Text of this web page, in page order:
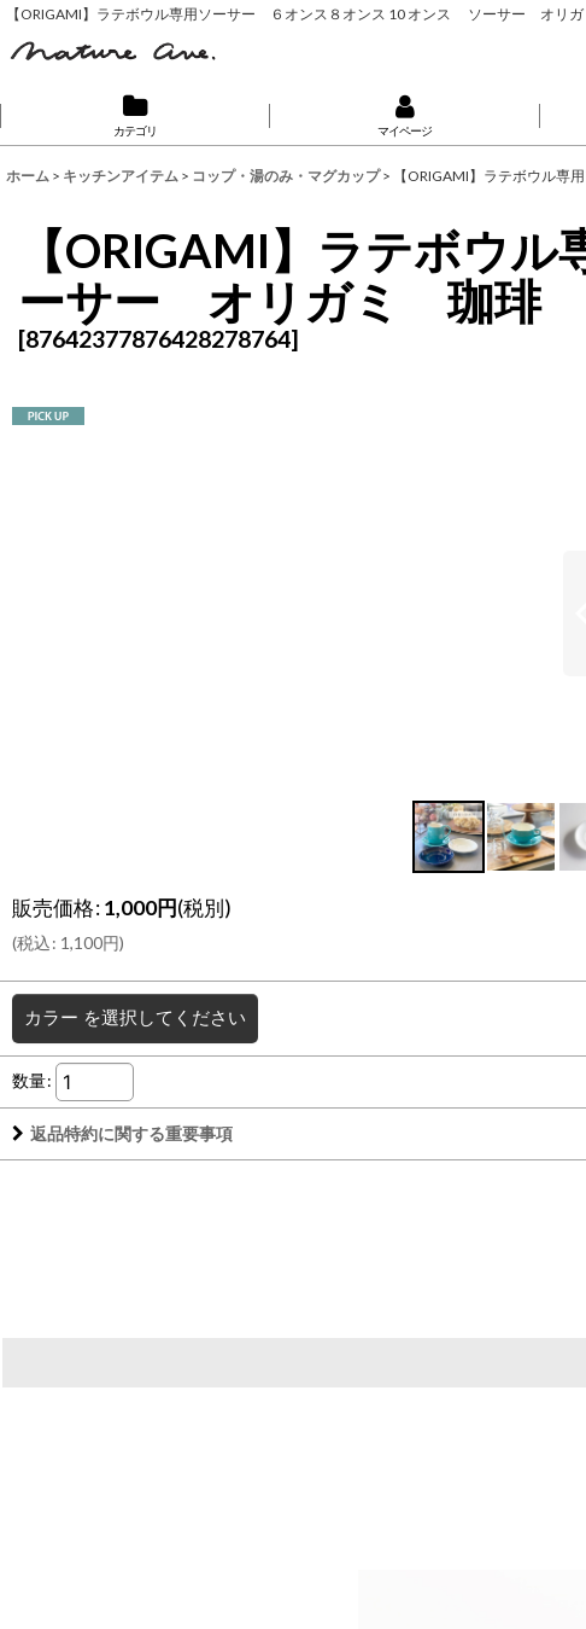
【ORIGAMI】ラテボウル専用ソーサー ６オンス８オンス 10 オンス ソーサー オ
カテゴリ マイページ
ホーム > キッチンアイテム > コップ・湯のみ・マグカップ > 【ORIGAMI】ラテボウル
【ORIGAMI】ラテボウ
ーサー オリガミ 珈琲
[87642377876428278764]
販売価格:1,000円(税別)
(税込: 1,100円)
カラー を選択してください
数量:
返品特約に関する重要事項